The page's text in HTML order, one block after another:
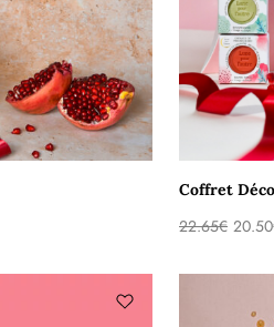
Coffret
22.65€ 20.50